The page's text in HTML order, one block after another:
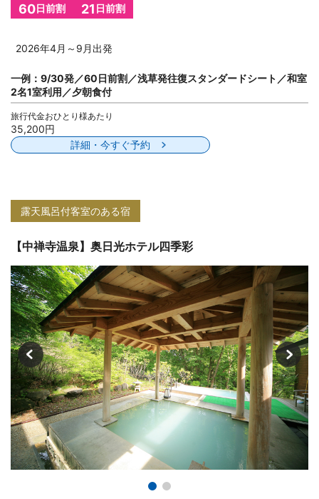
60日前割 21 日前割
2026年4月～9月出発
一例：9/30発／60日前割／浅草発往復スタンダードシート／和室
2名1室利用／夕朝食付
旅行代金おひとり様あたり
35,200円
詳細・今すぐ予約
露天風呂付客室のある宿
【中禅寺温泉】奥日光ホテル四季彩